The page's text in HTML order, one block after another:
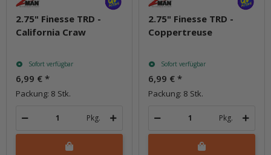
2.75" Finesse TRD -
California Craw
Sofort verfügbar
6,99 € *
Packung: 8 Stk.
Pkg.
2.75" Finesse TRD -
Coppertreuse
Sofort verfügbar
6,99 € *
Packung: 8 Stk.
Pkg.